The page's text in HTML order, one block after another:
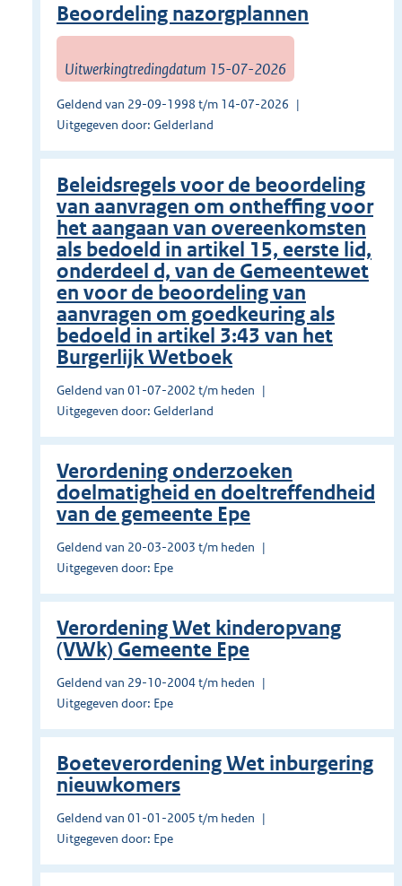
Beoordeling nazorgplannen
Uitwerkingtredingdatum 15-07-2026
Geldend van 29-09-1998 t/m 14-07-2026
Uitgegeven door: Gelderland
Beleidsregels voor de beoordeling
van aanvragen om ontheffing voor
het aangaan van overeenkomsten
als bedoeld in artikel 15, eerste lid,
onderdeel d, van de Gemeentewet
en voor de beoordeling van
aanvragen om goedkeuring als
bedoeld in artikel 3:43 van het
Burgerlijk Wetboek
Geldend van 01-07-2002 t/m heden
Uitgegeven door: Gelderland
Verordening onderzoeken
doelmatigheid en doeltreffendheid
van de gemeente Epe
Geldend van 20-03-2003 t/m heden
Uitgegeven door: Epe
Verordening Wet kinderopvang
(VWk) Gemeente Epe
Geldend van 29-10-2004 t/m heden
Uitgegeven door: Epe
Boeteverordening Wet inburgering
nieuwkomers
Geldend van 01-01-2005 t/m heden
Uitgegeven door: Epe